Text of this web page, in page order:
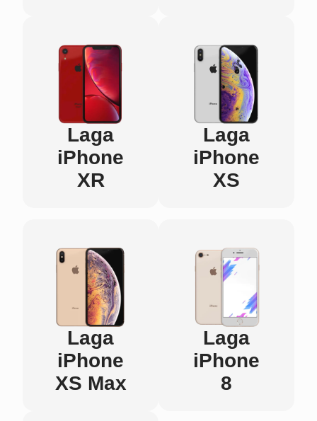
Laga
iPhone
XR
Laga
iPhone
XS
Laga
iPhone
XS Max
Laga
iPhone
8